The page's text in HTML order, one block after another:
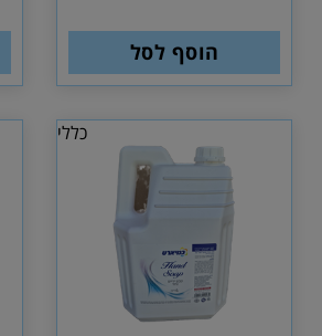
הוסף לסל
כללי